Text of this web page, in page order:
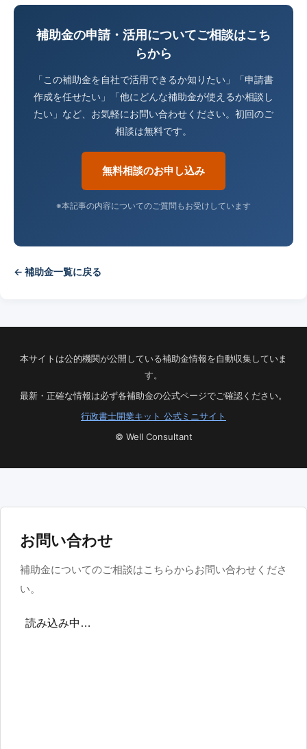
補助金の申請・活用についてご相談はこち
らから
「この補助金を自社で活用できるか知りたい」「申請書
作成を任せたい」「他にどんな補助金が使えるか相談し
たい」など、お気軽にお問い合わせください。初回のご
相談は無料です。
無料相談のお申し込み
※本記事の内容についてのご質問もお受けしています
← 補助金一覧に戻る
本サイトは公的機関が公開している補助金情報を自動収集していま
す。
最新・正確な情報は必ず各補助金の公式ページでご確認ください。
行政書士開業キット 公式ミニサイト
© Well Consultant
お問い合わせ
補助金についてのご相談はこちらからお問い合わせくださ
い。